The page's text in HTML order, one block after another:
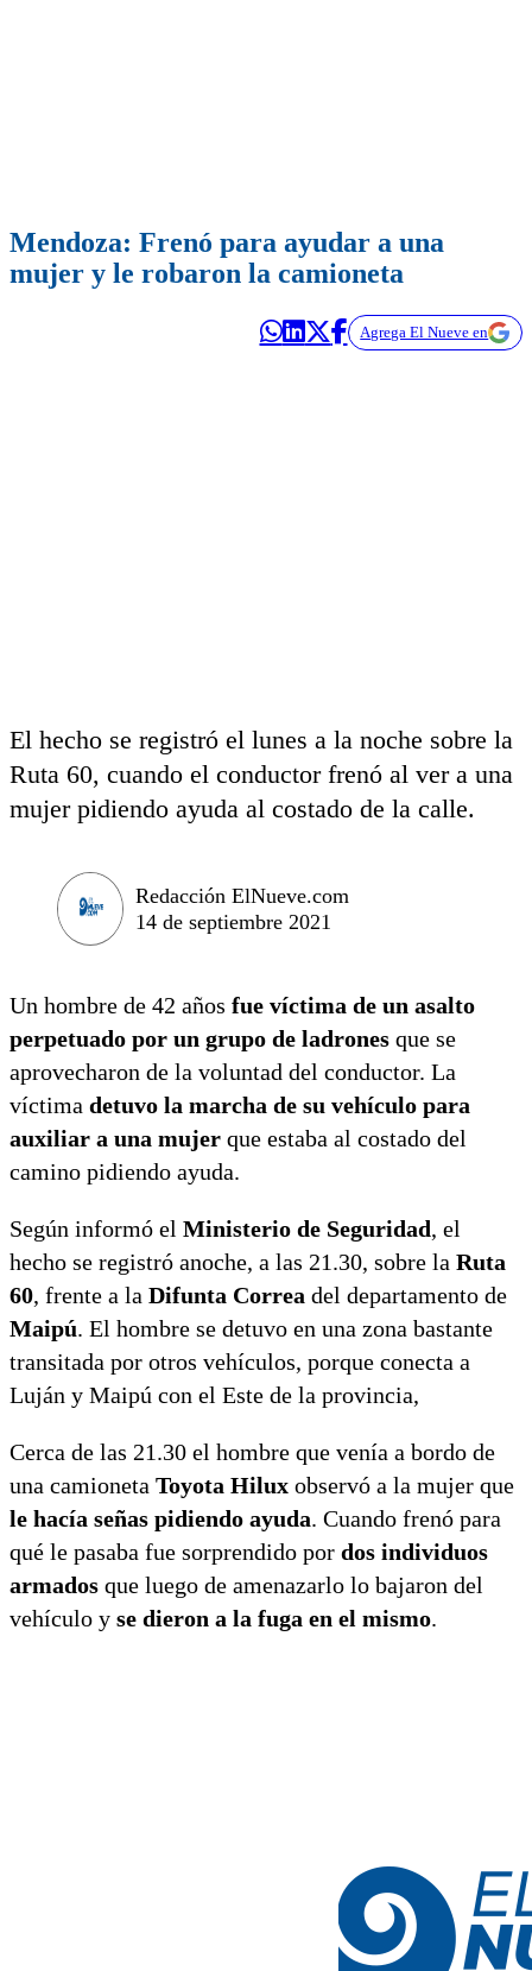
Mendoza: Frenó para ayudar a una
mujer y le robaron la camioneta
Agrega El Nueve en
El hecho se registró el lunes a la noche sobre la
Ruta 60, cuando el conductor frenó al ver a una
mujer pidiendo ayuda al costado de la calle.
Redacción ElNueve.com
14 de septiembre 2021
Un hombre de 42 años fue víctima de un asalto
perpetuado por un grupo de ladrones que se
aprovecharon de la voluntad del conductor. La
víctima detuvo la marcha de su vehículo para
auxiliar a una mujer que estaba al costado del
camino pidiendo ayuda.
Según informó el Ministerio de Seguridad, el
hecho se registró anoche, a las 21.30, sobre la Ruta
60, frente a la Difunta Correa del departamento de
Maipú. El hombre se detuvo en una zona bastante
transitada por otros vehículos, porque conecta a
Luján y Maipú con el Este de la provincia,
Cerca de las 21.30 el hombre que venía a bordo de
una camioneta Toyota Hilux observó a la mujer que
le hacía señas pidiendo ayuda. Cuando frenó para
qué le pasaba fue sorprendido por dos individuos
armados que luego de amenazarlo lo bajaron del
vehículo y se dieron a la fuga en el mismo.